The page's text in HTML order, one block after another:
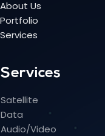
About Us
Portfolio
Services
Services
Satellite
Data
Audio/Video